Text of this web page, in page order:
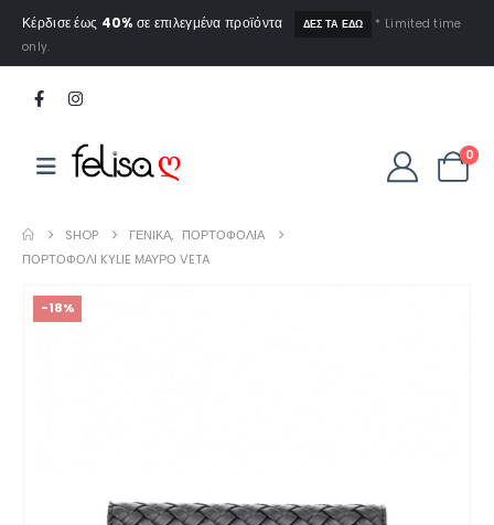
Κέρδισε έως 40% σε επιλεγμένα προϊόντα ΔΕΣ ΤΑ ΕΔΩ
* Limited time
only.
0
SHOP ΓΕΝΙΚΆ, ΠΟΡΤΟΦΌΛΙΑ
ΠΟΡΤΟΦΌΛΙ KYLIE ΜΑΎΡΟ VETA
-18%